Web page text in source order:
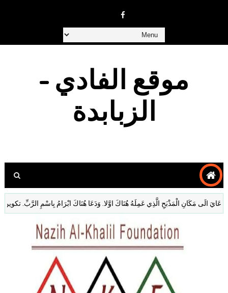
موقع الفادي -
الزبابدة
الْمَذْبَحِ الَّذِي عَمِلَهُ هُنَاكَ اوَّلا. وَدَعَا هُنَاكَ ابْرَامُ بِاسْمِ الرَّبِّ. تكوين 13: 3- 4